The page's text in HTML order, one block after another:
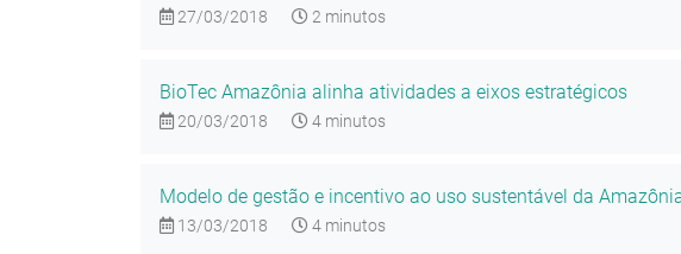
27/03/2018 2 minutos
BioTec Amazônia alinha atividades a eixos estratégicos
20/03/2018 4 minutos
Modelo de gestão e incentivo ao uso sustentável da
13/03/2018 4 minutos